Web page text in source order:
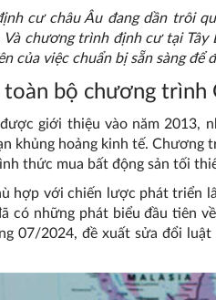
cư châu Âu đang dần trôi
chương trình định cư tại
của việc chuẩn bị sẵn sàng để
bộ chương trình
giới thiệu vào năm 2013,
khủng hoảng kinh tế. Chương
thức mua bất động sản tối
hợp với chiến lược phát triển
có những phát biểu đầu tiên
07/2024, đề xuất sửa đổi